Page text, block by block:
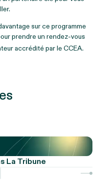
sur ce programme
prendre un rendez-vous
accrédité par le CCEA.
La Tribune